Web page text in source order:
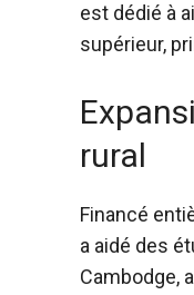
est dédié à
supérieur,
rural
Financé
a aidé des
Cambodge,